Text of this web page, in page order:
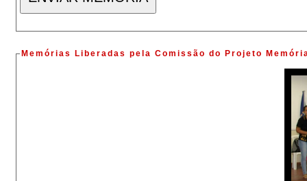
Memórias Liberadas pela Comissão do Projeto